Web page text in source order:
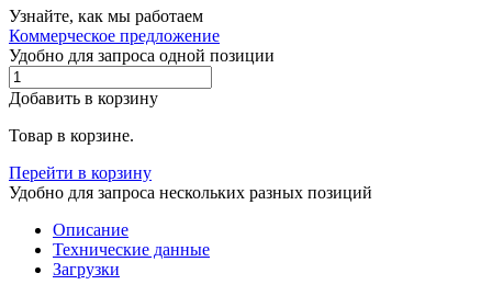
Узнайте, как мы работаем
Коммерческое предложение
Удобно для запроса одной позиции
Добавить в корзину
Товар в корзине.
Перейти в корзину
Удобно для запроса нескольких разных позиций
Описание
Технические данные
Загрузки